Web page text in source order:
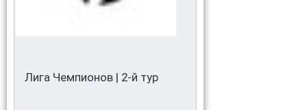
Лига Чемпионов | 2-й тур